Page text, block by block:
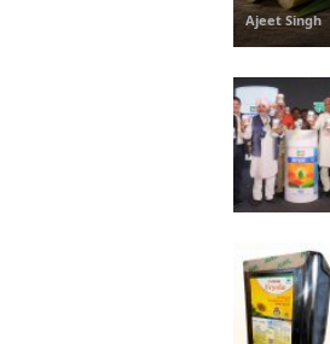
Ajeet Singh